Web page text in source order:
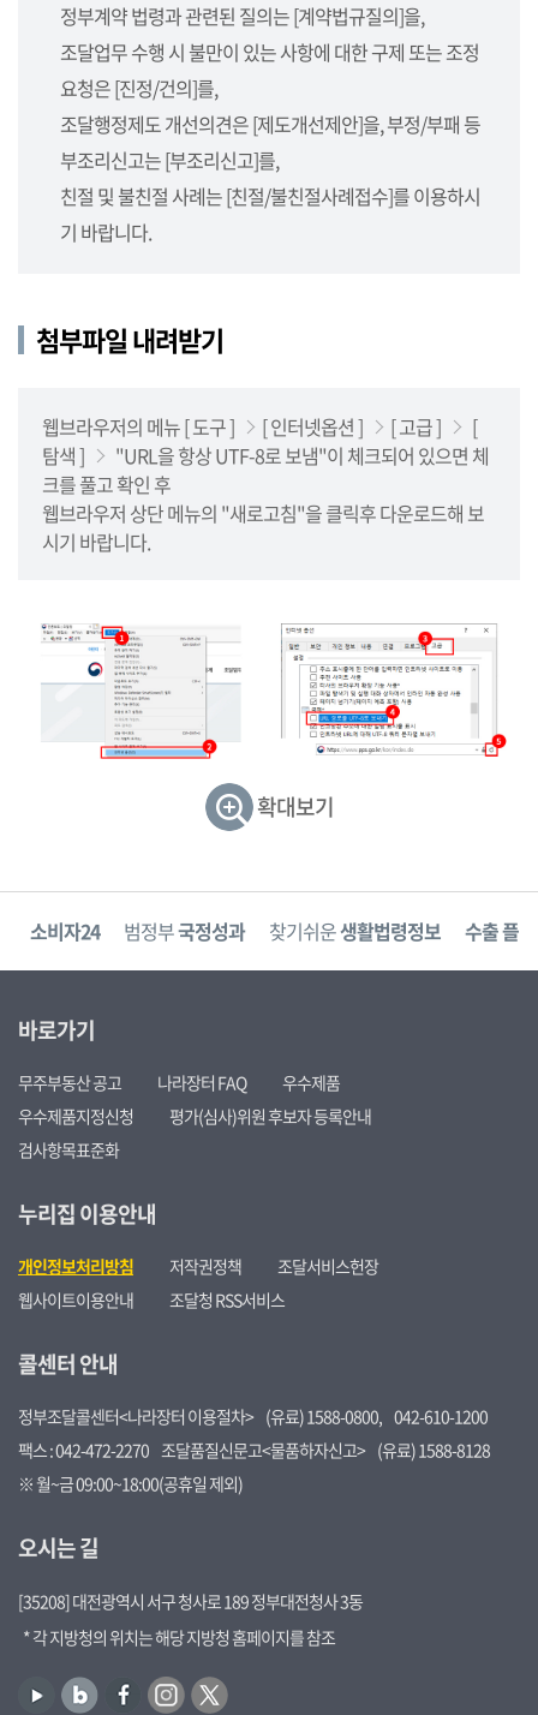
장
안
내
합
니
다.
정부계약 법령과 관련된 질의는 [계약법규질의]을,
조달업무 수행 시 불만이 있는 사항에 대한 구제 또는 조정
요청은 [진정/건의]를,
조달행정제도 개선의견은 [제도개선제안]을, 부정/부패 등
부조리신고는 [부조리신고]를,
친절 및 불친절 사례는 [친절/불친절사례접수]를 이용하시
기 바랍니다.
첨부파일 내려받기
웹브라우저의 메뉴 [ 도구 ] [ 인터넷옵션 ] [ 고급 ]
[
탐색 ]
"URL을 항상 UTF-8로 보냄"이 체크되어 있으면 체
크를 풀고 확인 후
웹브라우저 상단 메뉴의 "새로고침"을 클릭후 다운로드해 보
시기 바랍니다.
확대보기
소비자24 범정부국정성과 찾기쉬운생활법령정보 수출 플
바로가기
무주부동산 공고 나라장터 FAQ
우수제품
우수제품지정신청
평가(심사)위원 후보자 등록안내
검사항목표준화
누리집 이용안내
개인정보처리방침 저작권정책
조달서비스헌장
웹사이트이용안내
조달청 RSS서비스
콜센터 안내
정부조달콜센터<나라장터 이용절차> (유료) 1588-0800, 042-610-1200
팩스 : 042-472-2270 조달품질신문고<물품하자신고> (유료) 1588-8128
※ 월~금 09:00~18:00(공휴일 제외)
오시는 길
[35208] 대전광역시 서구 청사로 189 정부대전청사 3동
* 각 지방청의 위치는 해당 지방청 홈페이지를 참조
블
인
트